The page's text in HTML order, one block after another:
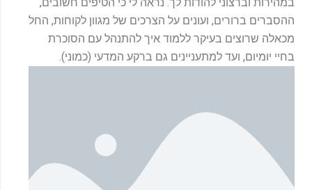
ההסברים ברורים, ועונים על הצרכים של מגוון לקוחות, החל
מכאלה שרוצים בעיקר ללמוד איך להתנהל עם הסוכרת
בחיי יומיום, ועד למתעניינים גם ברקע המדעי (כמוני).